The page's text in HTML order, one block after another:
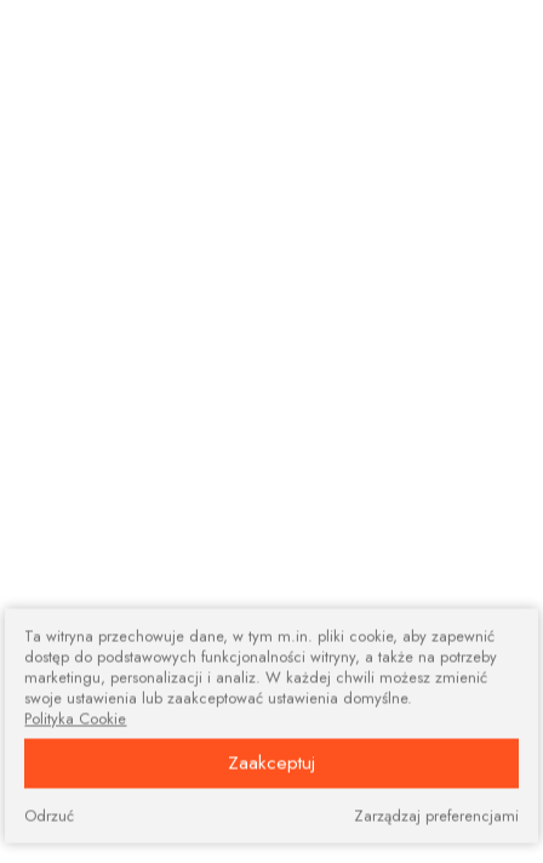
Ta witryna przechowuje dane, w tym m.in. pliki cookie, aby zapewnić
dostęp do podstawowych funkcjonalności witryny, a także na potrzeby
marketingu, personalizacji i analiz. W każdej chwili możesz zmienić
swoje ustawienia lub zaakceptować ustawienia domyślne.
Polityka Cookie
Zaakceptuj
Zarządzaj preferencjami
Odrzuć